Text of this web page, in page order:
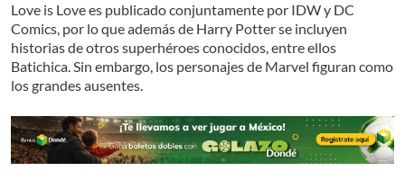
Love is Love es publicado conjuntamente por IDW y DC
Comics, por lo que además de Harry Potter se incluyen
historias de otros superhéroes conocidos, entre ellos
Batichica. Sin embargo, los personajes de Marvel figuran como
los grandes ausentes.